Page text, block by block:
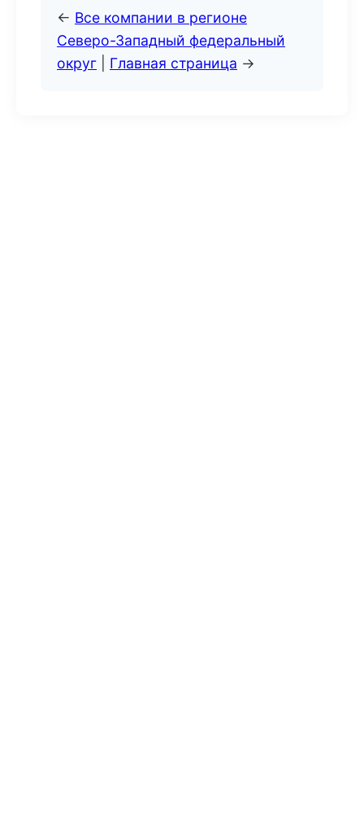
← Все компании в регионе
Северо-Западный федеральный
округ
Главная страница →